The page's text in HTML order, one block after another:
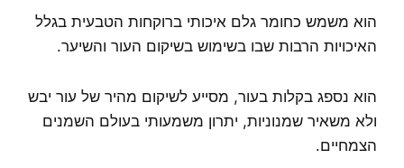
הוא משמש כחומר גלם איכותי ברוקחות הטבעית בגלל
האיכויות הרבות שבו בשימוש בשיקום העור והשיער.
הוא נספג בקלות בעור, מסייע לשיקום מהיר של עור יבש
ולא משאיר שמנוניות, יתרון משמעותי בעולם השמנים
הצמחיים.